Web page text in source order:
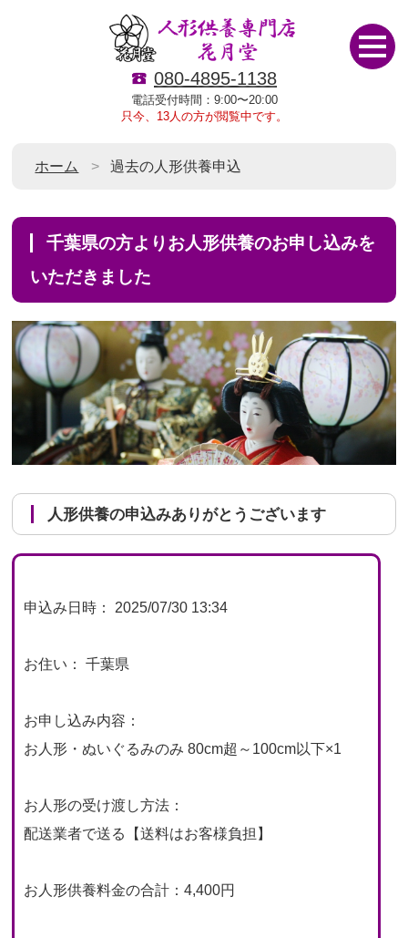
080-4895-1138
電話受付時間：9:00〜20:00
只今、13人の方が閲覧中です。
ホーム 過去の人形供養申込
千葉県の方よりお人形供養のお申し込みを
いただきました
人形供養の申込みありがとうございます
申込み日時： 2025/07/30 13:34
お住い： 千葉県
お申し込み内容：
お人形・ぬいぐるみのみ 80cm超～100cm以下×1
お人形の受け渡し方法：
配送業者で送る【送料はお客様負担】
お人形供養料金の合計：4,400円